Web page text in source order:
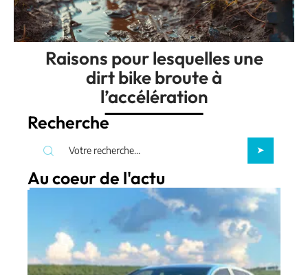
Raisons pour lesquelles une
dirt bike broute à
l’accélération
Recherche
Au coeur de l'actu